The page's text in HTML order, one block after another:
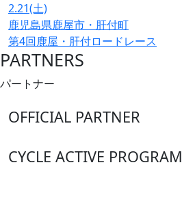
2.21(土)
鹿児島県鹿屋市・肝付町
第4回鹿屋・肝付ロードレース
PARTNERS
パートナー
OFFICIAL PARTNER
CYCLE ACTIVE PROGRAM